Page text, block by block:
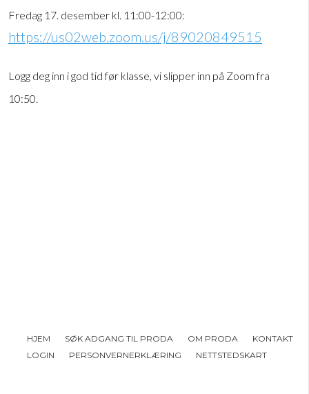
Fredag 17. desember kl. 11:00-12:00:
https://us02web.zoom.us/j/89020849515
Logg deg inn i god tid før klasse, vi slipper inn på Zoom fra
10:50.
HJEM SØK ADGANG TIL PRODA OM PRODA
KONTAKT
LOGIN
PERSONVERNERKLÆRING NETTSTEDSKART